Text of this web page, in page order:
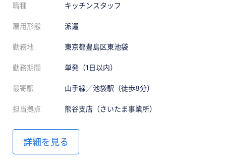
職種 キッチンスタッフ
雇用形態 派遣
勤務地 東京都豊島区東池袋
勤務期間 単発（1日以内）
最寄駅 山手線／池袋駅（徒歩8分）
担当拠点 熊谷支店（さいたま事業所）
詳細を見る